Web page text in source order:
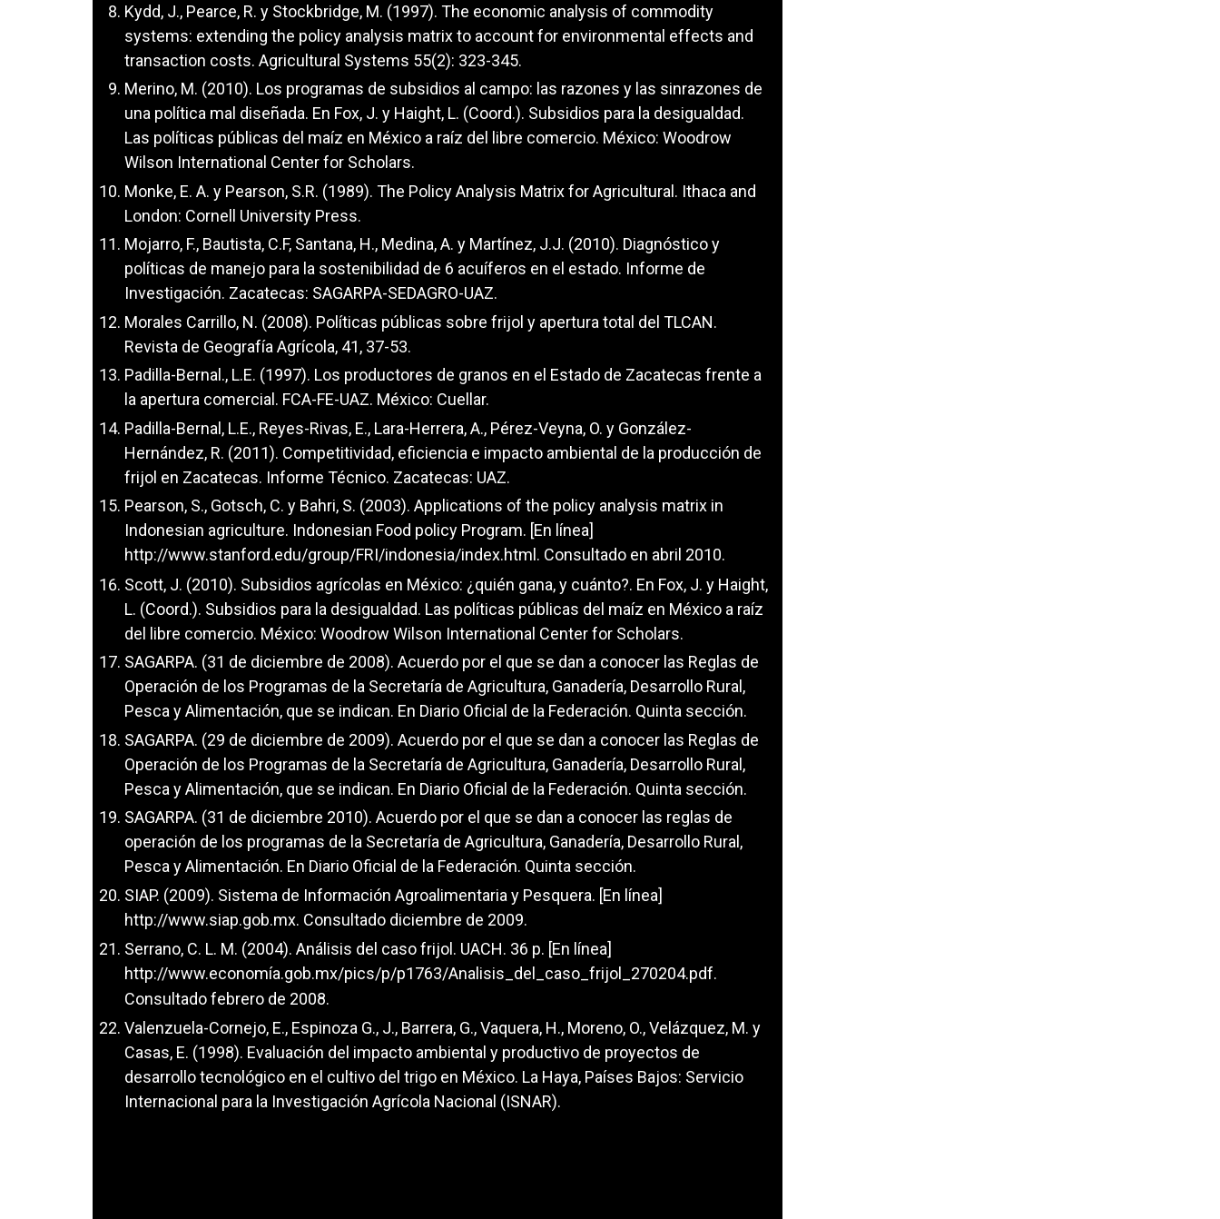
Kydd, J., Pearce, R. y Stockbridge, M. (1997). The economic analysis of commodity
systems: extending the policy analysis matrix to account for environmental effects and
transaction costs. Agricultural Systems 55(2): 323-345.
Merino, M. (2010). Los programas de subsidios al campo: las razones y las sinrazones de
una política mal diseñada. En Fox, J. y Haight, L. (Coord.). Subsidios para la desigualdad.
Las políticas públicas del maíz en México a raíz del libre comercio. México: Woodrow
Wilson International Center for Scholars.
Monke, E. A. y Pearson, S.R. (1989). The Policy Analysis Matrix for Agricultural. Ithaca and
London: Cornell University Press.
Mojarro, F., Bautista, C.F, Santana, H., Medina, A. y Martínez, J.J. (2010). Diagnóstico y
políticas de manejo para la sostenibilidad de 6 acuíferos en el estado. Informe de
Investigación. Zacatecas: SAGARPA-SEDAGRO-UAZ.
Morales Carrillo, N. (2008). Políticas públicas sobre frijol y apertura total del TLCAN.
Revista de Geografía Agrícola, 41, 37-53.
Padilla-Bernal., L.E. (1997). Los productores de granos en el Estado de Zacatecas frente a
la apertura comercial. FCA-FE-UAZ. México: Cuellar.
Padilla-Bernal, L.E., Reyes-Rivas, E., Lara-Herrera, A., Pérez-Veyna, O. y González-
Hernández, R. (2011). Competitividad, eficiencia e impacto ambiental de la producción de
frijol en Zacatecas. Informe Técnico. Zacatecas: UAZ.
Pearson, S., Gotsch, C. y Bahri, S. (2003). Applications of the policy analysis matrix in
Indonesian agriculture. Indonesian Food policy Program. [En línea]
http://www.stanford.edu/group/FRI/indonesia/index.html . Consultado en abril 2010.
Scott, J. (2010). Subsidios agrícolas en México: ¿quién gana, y cuánto?. En Fox, J. y Haight,
L. (Coord.). Subsidios para la desigualdad. Las políticas públicas del maíz en México a raíz
del libre comercio. México: Woodrow Wilson International Center for Scholars.
SAGARPA. (31 de diciembre de 2008). Acuerdo por el que se dan a conocer las Reglas de
Operación de los Programas de la Secretaría de Agricultura, Ganadería, Desarrollo Rural,
Pesca y Alimentación, que se indican. En Diario Oficial de la Federación. Quinta sección.
SAGARPA. (29 de diciembre de 2009). Acuerdo por el que se dan a conocer las Reglas de
Operación de los Programas de la Secretaría de Agricultura, Ganadería, Desarrollo Rural,
Pesca y Alimentación, que se indican. En Diario Oficial de la Federación. Quinta sección.
SAGARPA. (31 de diciembre 2010). Acuerdo por el que se dan a conocer las reglas de
operación de los programas de la Secretaría de Agricultura, Ganadería, Desarrollo Rural,
Pesca y Alimentación. En Diario Oficial de la Federación. Quinta sección.
SIAP. (2009). Sistema de Información Agroalimentaria y Pesquera. [En línea]
http://www.siap.gob.mx. Consultado diciembre de 2009.
Serrano, C. L. M. (2004). Análisis del caso frijol. UACH. 36 p. [En línea]
http://www.economía.gob.mx/pics/p/p1763/Analisis_del_caso_frijol_270204.pdf.
Consultado febrero de 2008.
Valenzuela-Cornejo, E., Espinoza G., J., Barrera, G., Vaquera, H., Moreno, O., Velázquez, M. y
Casas, E. (1998). Evaluación del impacto ambiental y productivo de proyectos de
desarrollo tecnológico en el cultivo del trigo en México. La Haya, Países Bajos: Servicio
Internacional para la Investigación Agrícola Nacional (ISNAR).